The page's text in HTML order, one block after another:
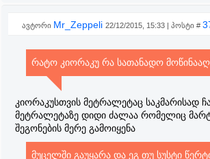
ავტორი Mr_Zeppeli 22/12/2015, 15:33 | პოსტი #
რატო კიორაკუ რა სათანადო
კიორაკუსთვის მეტრალეტაც საკმარისად
მეტრალეტაზე დიდი ძალაა რომელიც
შეგონების მერე გამოიყენა
მუცელში გაუყარა და ეგ თუ სუსტი